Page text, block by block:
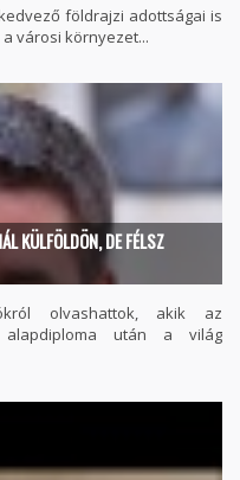
földrajzi adottságai is
városi környezet...
KÜLFÖLDÖN, DE FÉLSZ
olvashattok, akik az
alapdiploma után a világ